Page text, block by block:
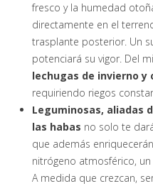
fresco y la humedad
directamente en el
trasplante posterior. Un
potenciará su vigor. Del
lechugas de invierno y
requiriendo riegos
Leguminosas, aliadas
las habas no solo te
que además
nitrógeno atmosférico,
A medida que crezcan,